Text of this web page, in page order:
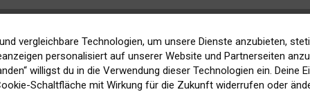
Toner Cyan
vergleichbare Technologien, um unsere Dienste anzubieten,
personalisiert auf unserer Website und Partnerseiten
willigst du in die Verwendung dieser Technologien ein. Deine
Schaltfläche mit Wirkung für die Zukunft widerrufen oder